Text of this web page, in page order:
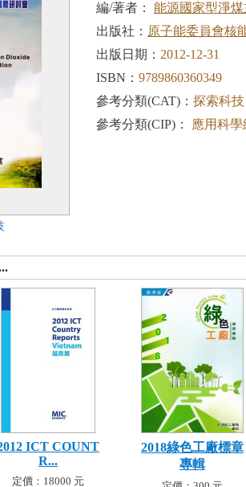
編/著者： 能源國家型淨煤
出版社： 原子能委員會核
出版日期： 2012-12-31
ISBN： 9789860360349
參考分類(CAT)： 探索科技
參考分類(CIP)：
應用科學
ICT COUNT
R...
定價：18000 元
2018綠色工廠標章
專輯